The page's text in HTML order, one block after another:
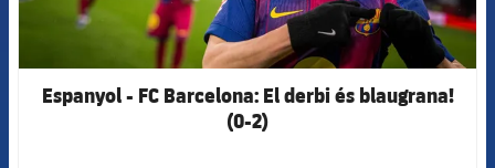
Espanyol - FC Barcelona: El derbi és blaugrana!
(0-2)